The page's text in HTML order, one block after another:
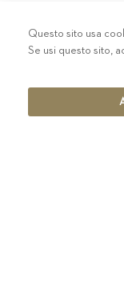
PRIVACY-
Questo sito usa
Se usi questo sito,